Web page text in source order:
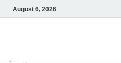
August 6, 2026